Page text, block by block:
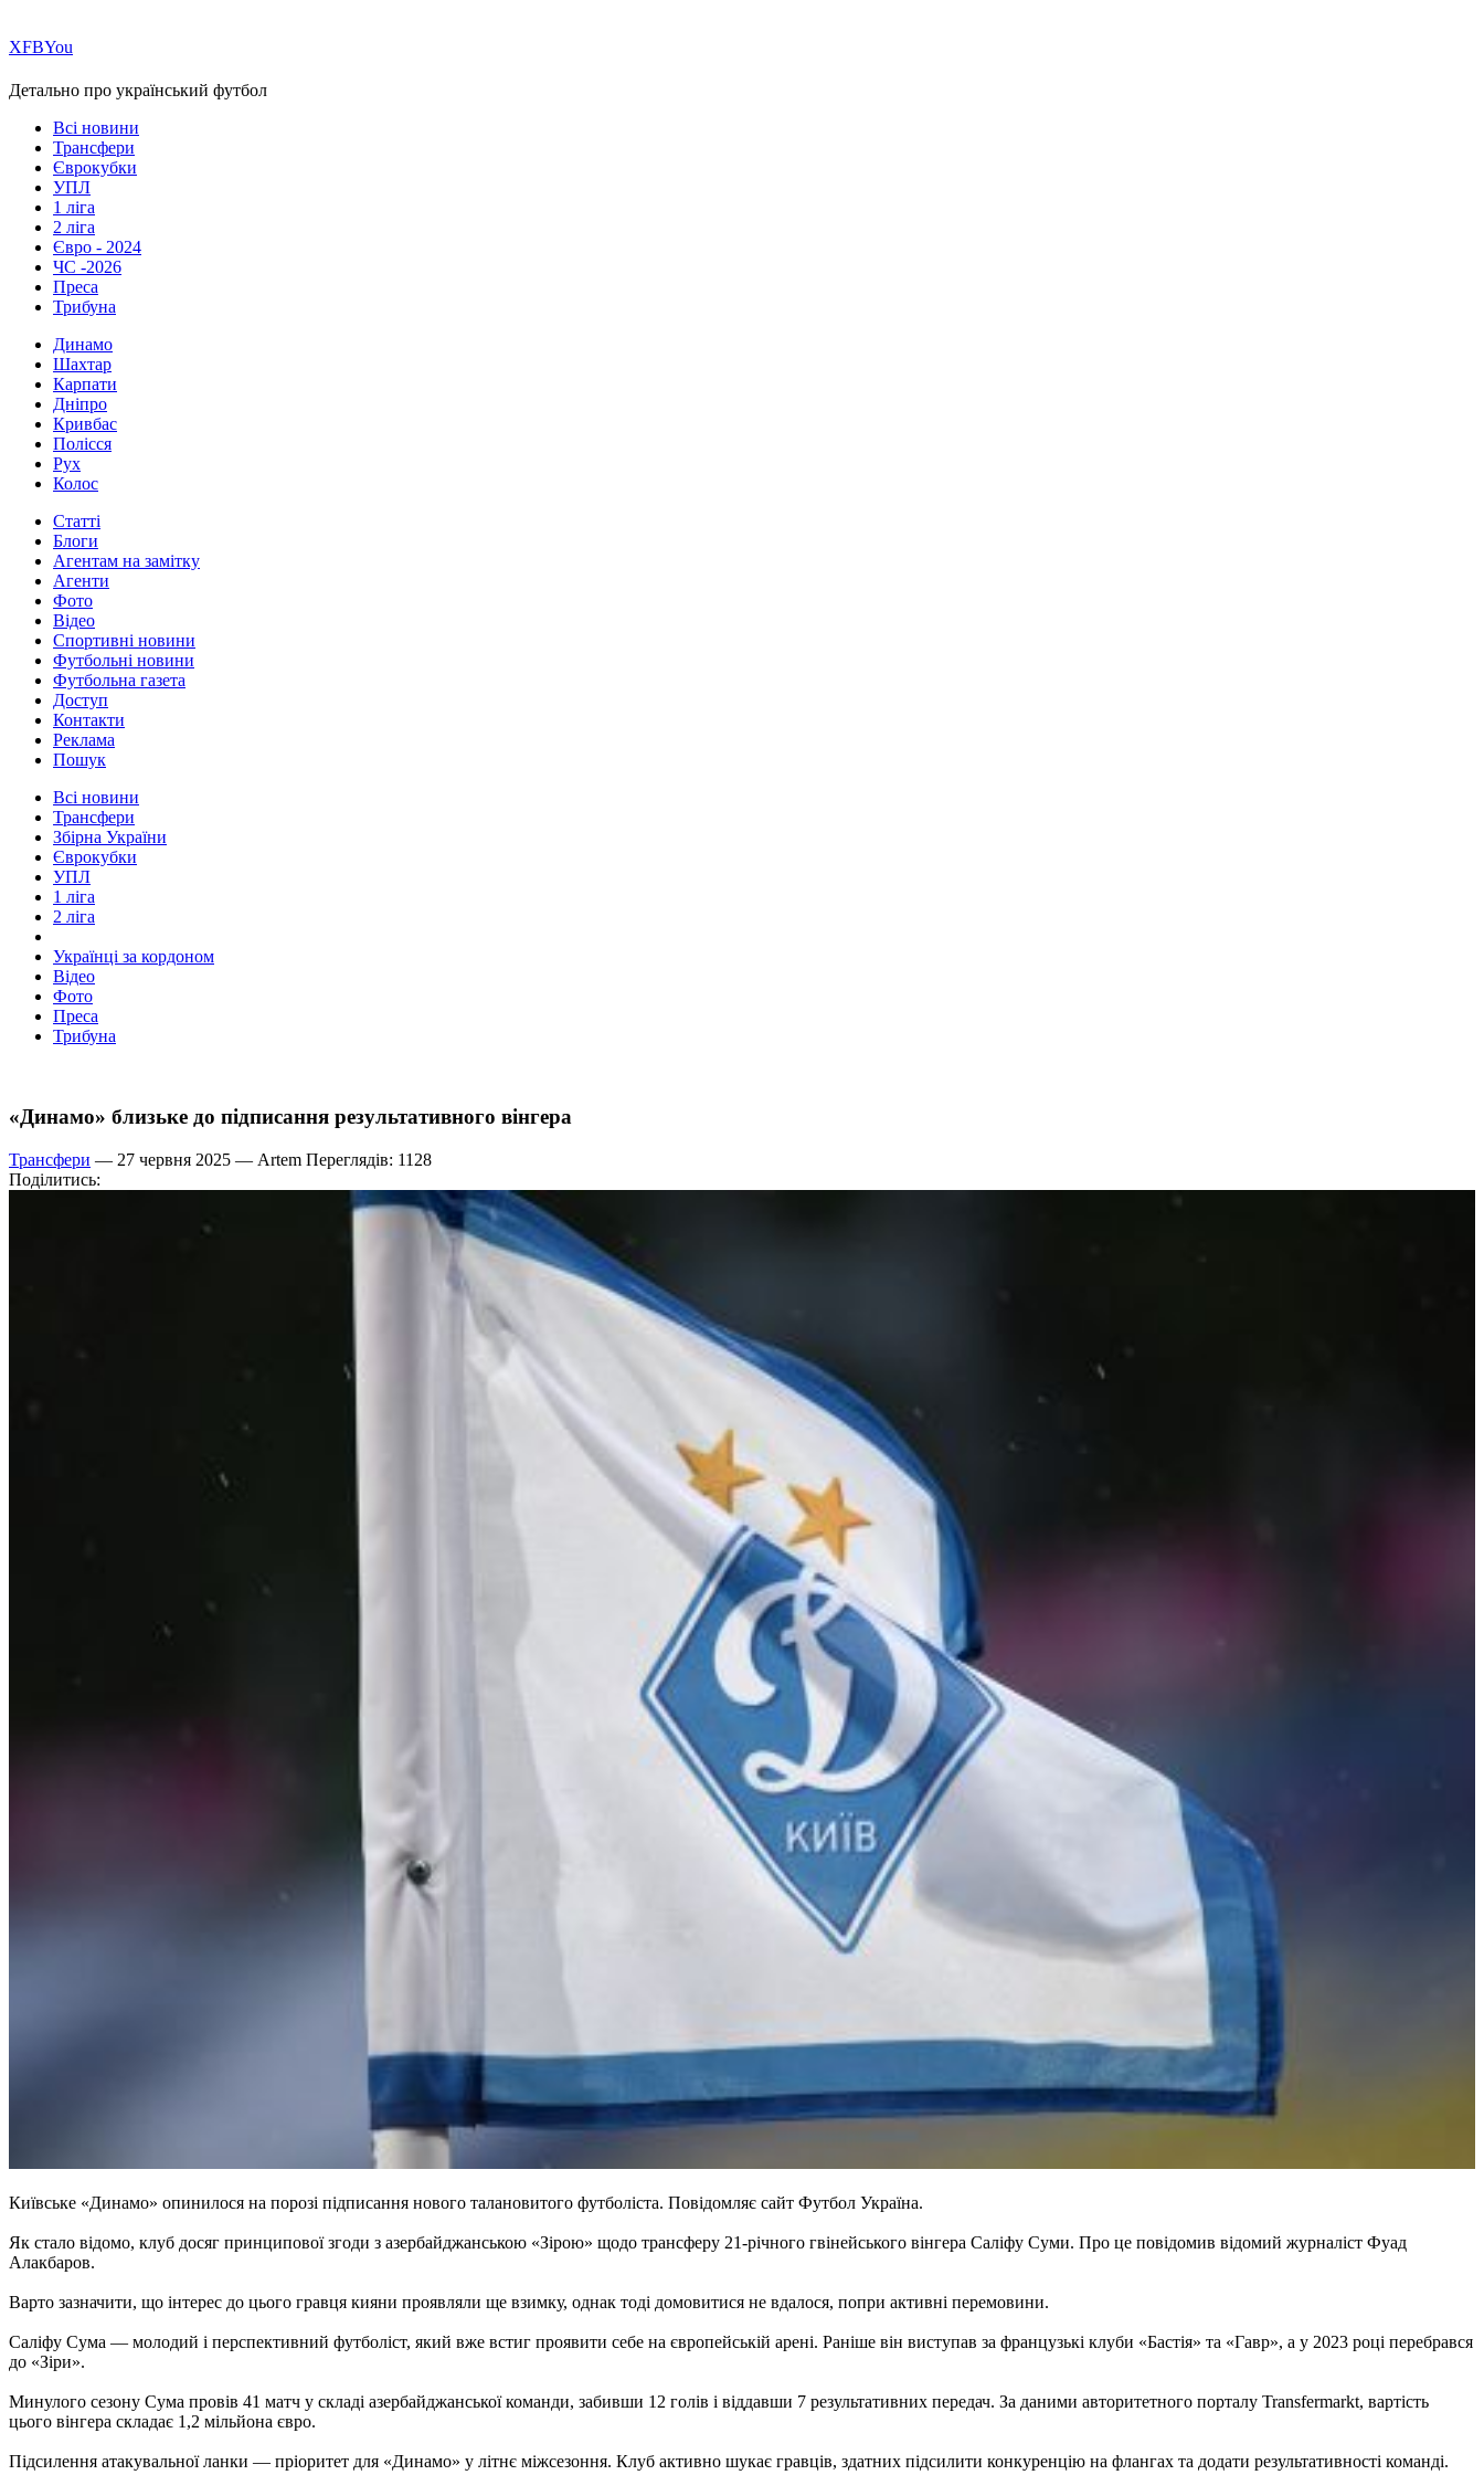
ХFBYou
Детально про український футбол
Всі новини
Трансфери
Єврокубки
УПЛ
1 ліга
2 ліга
Євро - 2024
ЧС -2026
Преса
Трибуна
Динамо
Шахтар
Карпати
Дніпро
Кривбас
Полісся
Рух
Колос
Статті
Блоги
Агентам на замітку
Агенти
Фото
Відео
Спортивні новини
Футбольні новини
Футбольна газета
Доступ
Контакти
Реклама
Пошук
Всі новини
Трансфери
Збірна України
Єврокубки
УПЛ
1 ліга
2 ліга
Українці за кордоном
Відео
Фото
Преса
Трибуна
«Динамо» близьке до підписання результативного вінгера
Трансфери — 27 червня 2025 — Artem Переглядів: 1128
Поділитись:
Київське «Динамо» опинилося на порозі підписання нового талановитого футболіста. Повідомляє сайт Футбол Україна.
Як стало відомо, клуб досяг принципової згоди з азербайджанською «Зірою» щодо трансферу 21-річного гвінейського вінгера Саліфу Суми. Про це повідомив відомий журналіст Фуад
Алакбаров.
Варто зазначити, що інтерес до цього гравця кияни проявляли ще взимку, однак тоді домовитися не вдалося, попри активні перемовини.
Саліфу Сума — молодий і перспективний футболіст, який вже встиг проявити себе на європейській арені. Раніше він виступав за французькі клуби «Бастія» та «Гавр», а у 2023 році перебрався
до «Зіри».
Минулого сезону Сума провів 41 матч у складі азербайджанської команди, забивши 12 голів і віддавши 7 результативних передач. За даними авторитетного порталу Transfermarkt, вартість
цього вінгера складає 1,2 мільйона євро.
Підсилення атакувальної ланки — пріоритет для «Динамо» у літнє міжсезоння. Клуб активно шукає гравців, здатних підсилити конкуренцію на флангах та додати результативності команді.